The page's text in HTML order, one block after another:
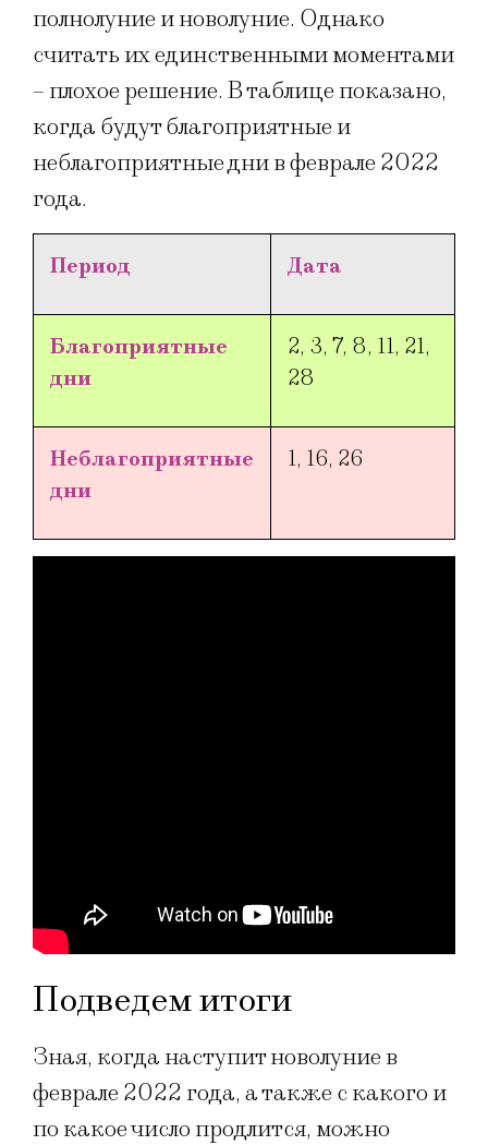
полнолуние и новолуние. Однако
считать их единственными моментами
– плохое решение. В таблице показано,
когда будут благоприятные и
неблагоприятные дни в феврале 2022
года.
Период Дата
Благоприятные
дни
2, 3, 7, 8, 11, 21,
28
Неблагоприятные
дни
1, 16, 26
Подведем итоги
Зная, когда наступит новолуние в
феврале 2022 года, а также с какого и
по какое число продлится, можно